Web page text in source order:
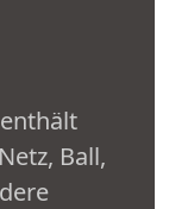
Ball,